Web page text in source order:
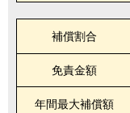
補償割合
免責金額
年間最大補償額